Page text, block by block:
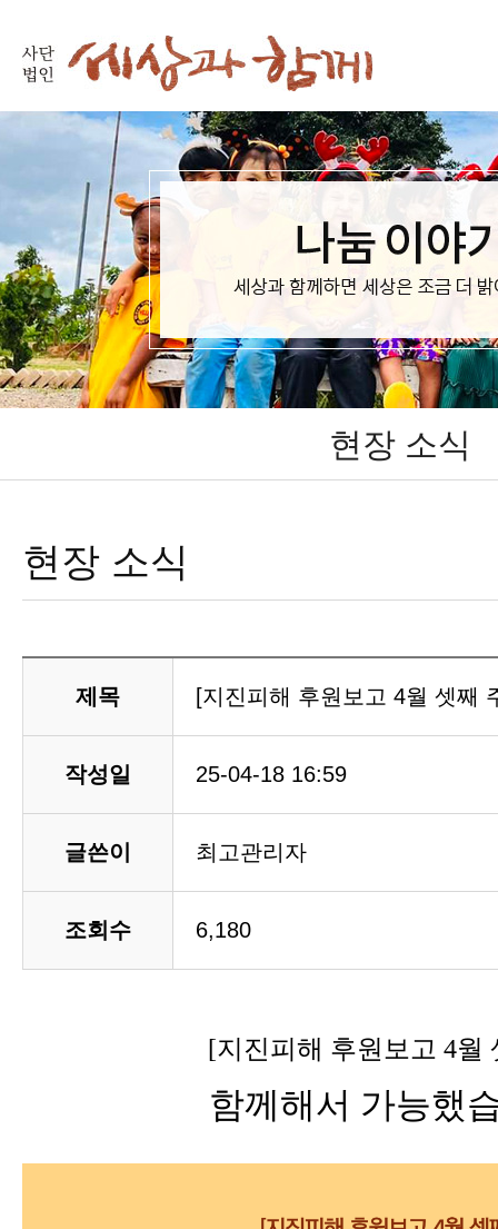
현장 소식
현장 소식
제목 [지진피해 후원보고 4월 셋째
작성일 25-04-18 16:59
글쓴이 최고관리자
조회수 6,180
[지진피해 후원보고 4월
함께해서 가능했